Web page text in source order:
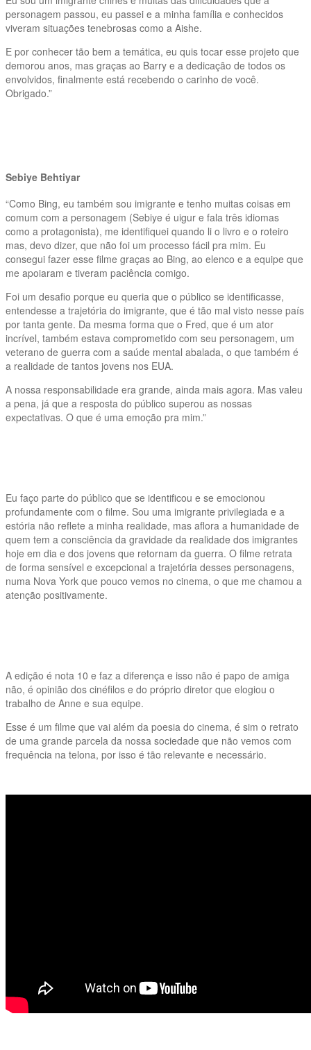
personagem passou, eu passei e a minha família e conhecidos
viveram situações tenebrosas como a Aishe.
E por conhecer tão bem a temática, eu quis tocar esse projeto que
demorou anos, mas graças ao Barry e a dedicação de todos os
envolvidos, finalmente está recebendo o carinho de você.
Obrigado.”
Sebiye Behtiyar
“Como Bing, eu também sou imigrante e tenho muitas coisas em
comum com a personagem (Sebiye é uigur e fala três idiomas
como a protagonista), me identifiquei quando li o livro e o roteiro
mas, devo dizer, que não foi um processo fácil pra mim. Eu
consegui fazer esse filme graças ao Bing, ao elenco e a equipe que
me apoiaram e tiveram paciência comigo.
Foi um desafio porque eu queria que o público se identificasse,
entendesse a trajetória do imigrante, que é tão mal visto nesse país
por tanta gente. Da mesma forma que o Fred, que é um ator
incrível, também estava comprometido com seu personagem, um
veterano de guerra com a saúde mental abalada, o que também é
a realidade de tantos jovens nos EUA.
A nossa responsabilidade era grande, ainda mais agora. Mas valeu
a pena, já que a resposta do público superou as nossas
expectativas. O que é uma emoção pra mim.”
Eu faço parte do público que se identificou e se emocionou
profundamente com o filme. Sou uma imigrante privilegiada e a
estória não reflete a minha realidade, mas aflora a humanidade de
quem tem a consciência da gravidade da realidade dos imigrantes
hoje em dia e dos jovens que retornam da guerra. O filme retrata
de forma sensível e excepcional a trajetória desses personagens,
numa Nova York que pouco vemos no cinema, o que me chamou a
atenção positivamente.
A edição é nota 10 e faz a diferença e isso não é papo de amiga
não, é opinião dos cinéfilos e do próprio diretor que elogiou o
trabalho de Anne e sua equipe.
Esse é um filme que vai além da poesia do cinema, é sim o retrato
de uma grande parcela da nossa sociedade que não vemos com
frequência na telona, por isso é tão relevante e necessário.